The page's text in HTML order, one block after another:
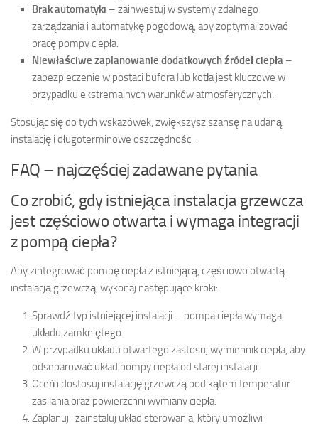
Brak automatyki – zainwestuj w systemy zdalnego
zarządzania i automatykę pogodową, aby zoptymalizować
pracę pompy ciepła.
Niewłaściwe zaplanowanie dodatkowych źródeł ciepła –
zabezpieczenie w postaci bufora lub kotła jest kluczowe w
przypadku ekstremalnych warunków atmosferycznych.
Stosując się do tych wskazówek, zwiększysz szansę na udaną
instalację i długoterminowe oszczędności.
FAQ – najczęściej zadawane pytania
Co zrobić, gdy istniejąca instalacja grzewcza
jest częściowo otwarta i wymaga integracji
z pompą ciepła?
Aby zintegrować pompę ciepła z istniejącą, częściowo otwartą
instalacją grzewczą, wykonaj następujące kroki:
Sprawdź typ istniejącej instalacji – pompa ciepła wymaga
układu zamkniętego.
W przypadku układu otwartego zastosuj wymiennik ciepła, aby
odseparować układ pompy ciepła od starej instalacji.
Oceń i dostosuj instalację grzewczą pod kątem temperatur
zasilania oraz powierzchni wymiany ciepła.
Zaplanuj i zainstaluj układ sterowania, który umożliwi